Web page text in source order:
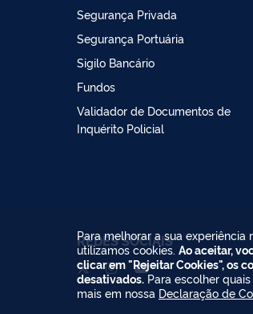
Segurança Privada
Segurança Portuária
Sigilo Bancário
Fundos
Validador de Documentos de
Inquérito Policial
REDES SOCIAIS
Para melhorar a sua
utilizamos cookies. Ao aceitar,
clicar em "Rejeitar Cookies", os
desativados.Para escolher quais
mais em nossa Declaração de